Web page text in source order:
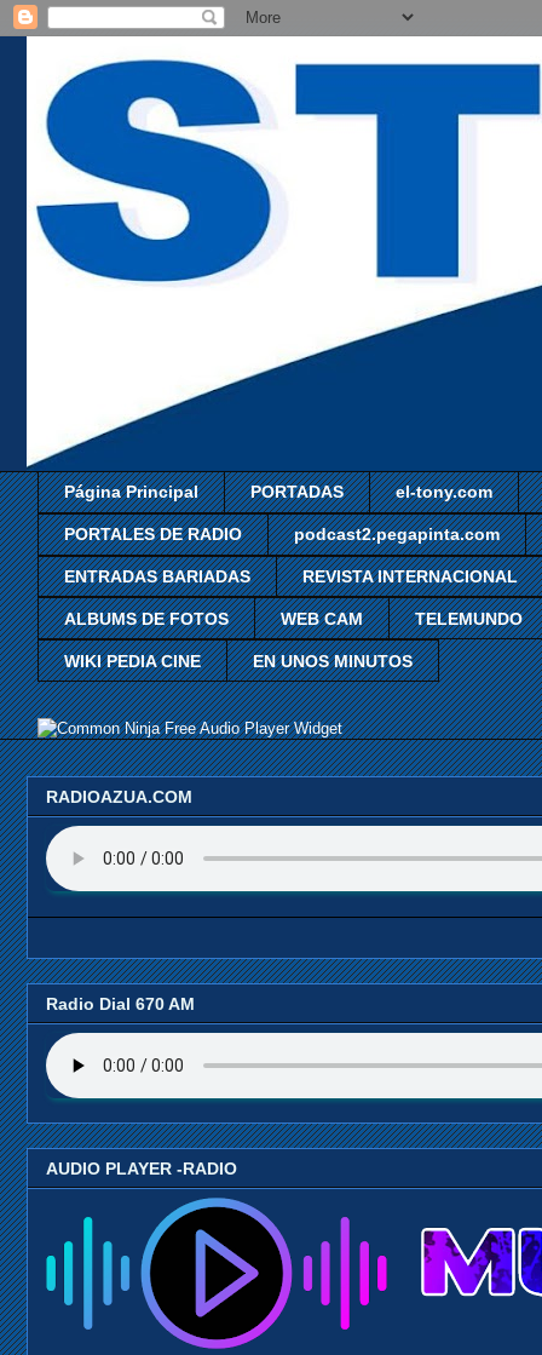
Página Principal PORTADAS el-tony.com
PORTALES DE RADIO podcast2.pegapinta.com
ENTRADAS BARIADAS REVISTA INTERNACIONAL
ALBUMS DE FOTOS WEB CAM TELEMUNDO
WIKI PEDIA CINE EN UNOS MINUTOS
Free Audio Player Widget
RADIOAZUA.COM
Radio Dial 670 AM
AUDIO PLAYER -RADIO